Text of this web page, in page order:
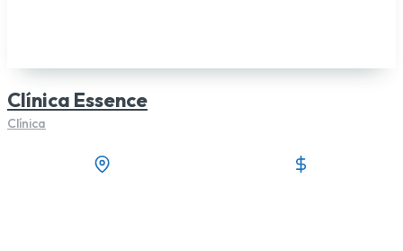
Clínica Essence
Clínica